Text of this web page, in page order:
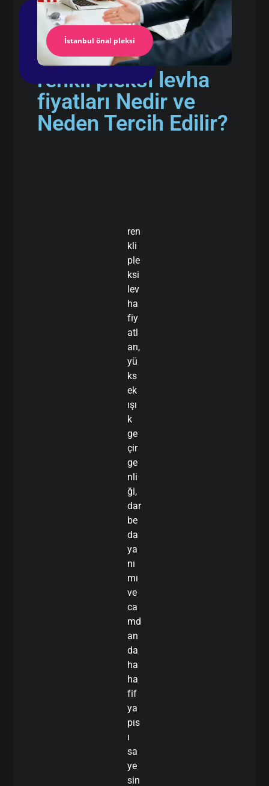
İstanbul önal pleksi
renkli pleksi levha
fiyatları Nedir ve
Neden Tercih Edilir?
ren
kli
ple
ksi
lev
ha
fiy
atl
arı,
yü
ks
ek
ışı
k
ge
çir
ge
nli
ği,
dar
be
da
ya
nı
mı
ve
ca
md
an
da
ha
ha
fif
ya
pıs
ı
sa
ye
sin